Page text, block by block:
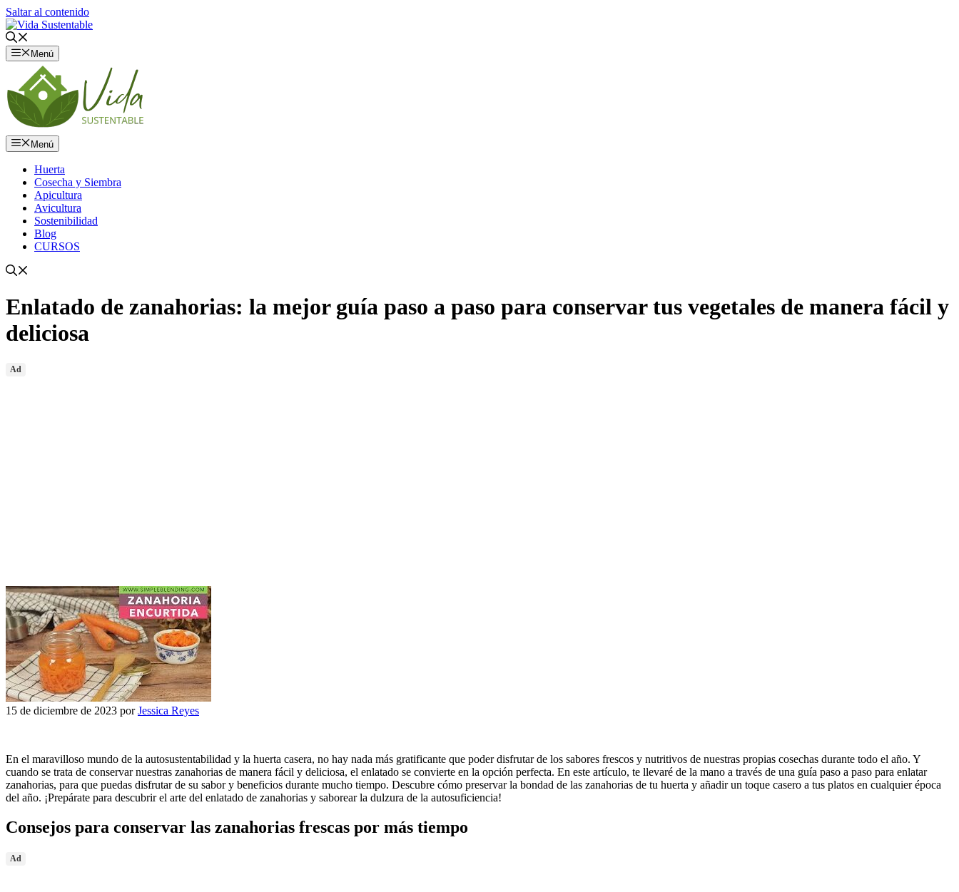
Saltar al contenido
Menú
Menú
Huerta
Cosecha y Siembra
Apicultura
Avicultura
Sostenibilidad
Blog
CURSOS
Enlatado de zanahorias: la mejor guía paso a paso para conservar tus vegetales de manera fácil y
deliciosa
Ad
15 de diciembre de 2023 porJessica Reyes
En el maravilloso mundo de la autosustentabilidad y la huerta casera, no hay nada más gratificante que poder disfrutar de los sabores frescos y nutritivos de nuestras propias cosechas durante todo el año. Y
cuando se trata de conservar nuestras zanahorias de manera fácil y deliciosa, el enlatado se convierte en la opción perfecta. En este artículo, te llevaré de la mano a través de una guía paso a paso para enlatar
zanahorias, para que puedas disfrutar de su sabor y beneficios durante mucho tiempo. Descubre cómo preservar la bondad de las zanahorias de tu huerta y añadir un toque casero a tus platos en cualquier época
del año. ¡Prepárate para descubrir el arte del enlatado de zanahorias y saborear la dulzura de la autosuficiencia!
Consejos para conservar las zanahorias frescas por más tiempo
Ad